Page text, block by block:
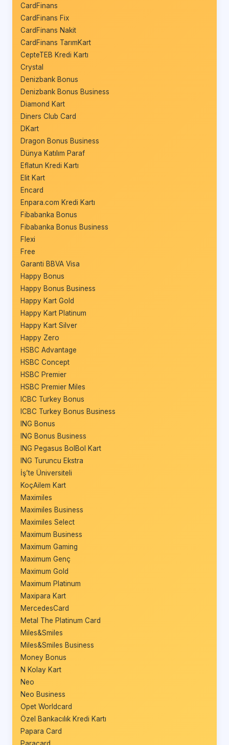
CardFinans
CardFinans Fix
CardFinans Nakit
CardFinans TarımKart
CepteTEB Kredi Kartı
Crystal
Denizbank Bonus
Denizbank Bonus Business
Diamond Kart
Diners Club Card
DKart
Dragon Bonus Business
Dünya Katılım Paraf
Eflatun Kredi Kartı
Elit Kart
Encard
Enpara.com Kredi Kartı
Fibabanka Bonus
Fibabanka Bonus Business
Flexi
Free
Garanti BBVA Visa
Happy Bonus
Happy Bonus Business
Happy Kart Gold
Happy Kart Platinum
Happy Kart Silver
Happy Zero
HSBC Advantage
HSBC Concept
HSBC Premier
HSBC Premier Miles
ICBC Turkey Bonus
ICBC Turkey Bonus Business
ING Bonus
ING Bonus Business
ING Pegasus BolBol Kart
ING Turuncu Ekstra
İş’te Üniversiteli
KoçAilem Kart
Maximiles
Maximiles Business
Maximiles Select
Maximum Business
Maximum Gaming
Maximum Genç
Maximum Gold
Maximum Platinum
Maxipara Kart
MercedesCard
Metal The Platinum Card
Miles&Smiles
Miles&Smiles Business
Money Bonus
N Kolay Kart
Neo
Neo Business
Opet Worldcard
Özel Bankacılık Kredi Kartı
Papara Card
Paracard